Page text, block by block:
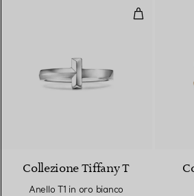
Anello T1 in
Collezione Tiffany T
Anello T1 in oro bianco